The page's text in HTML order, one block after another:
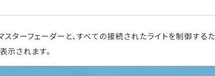
ーフェーダーと、すべての接続されたライトを制御する
示されます。